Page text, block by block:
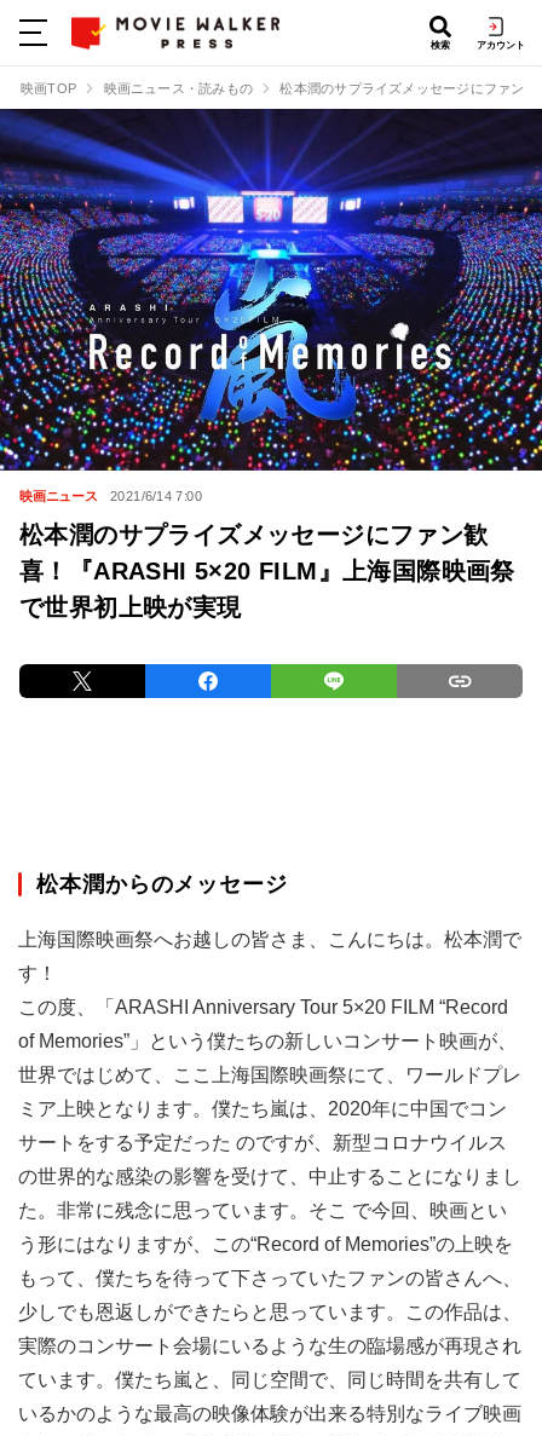
検索 アカウント
映画TOP 映画ニュース・読みもの 松本潤のサプライズメッセージにファン
映画ニュース 2021/6/14 7:00
松本潤のサプライズメッセージにファン歓
喜！『ARASHI 5×20 FILM』上海国際映画祭
で世界初上映が実現
松本潤からのメッセージ
上海国際映画祭へお越しの皆さま、こんにちは。松本潤で
す！
この度、「ARASHI Anniversary Tour 5×20 FILM “Record
of Memories”」という僕たちの新しいコンサート映画が、
世界ではじめて、ここ上海国際映画祭にて、ワールドプレ
ミア上映となります。僕たち嵐は、2020年に中国でコン
サートをする予定だった のですが、新型コロナウイルス
の世界的な感染の影響を受けて、中止することになりまし
た。非常に残念に思っています。そこ で今回、映画とい
う形にはなりますが、この“Record of Memories”の上映を
もって、僕たちを待って下さっていたファンの皆さんへ、
少しでも恩返しができたらと思っています。この作品は、
実際のコンサート会場にいるような生の臨場感が再現され
ています。僕たち嵐と、同じ空間で、同じ時間を共有して
いるかのような最高の映像体験が出来る特別なライブ映画